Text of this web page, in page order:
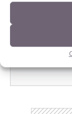
Di Stefano Boccoli
E-magazine
Tecniche,